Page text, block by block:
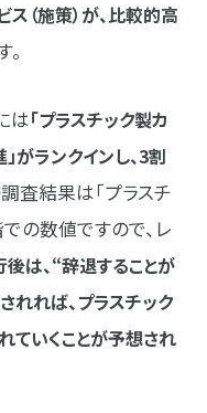
（施策）が、比較的高
は「プラスチック製カ
がランクインし、3割
査結果は「プラスチ
の数値ですので、レ
は、“辞退することが
れれば、プラスチック
ていくことが予想され